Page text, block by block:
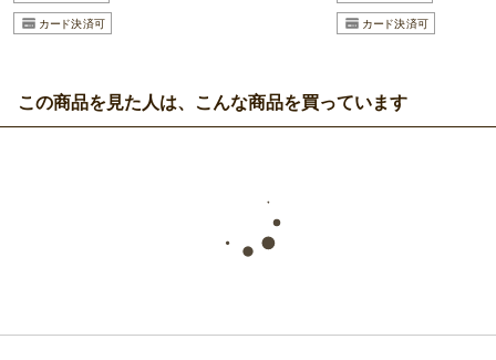
この商品を見た人は、こんな商品を買っています